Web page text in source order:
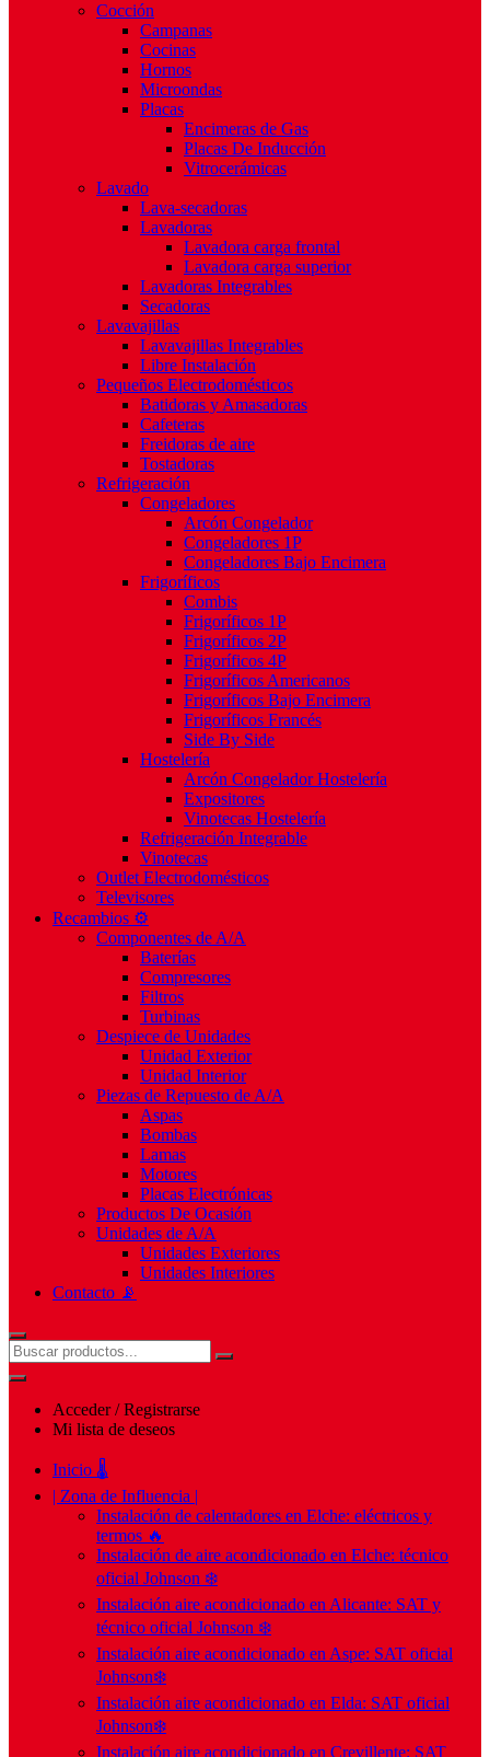
Cocción
Campanas
Cocinas
Hornos
Microondas
Placas
Encimeras de Gas
Placas De Inducción
Vitrocerámicas
Lavado
Lava-secadoras
Lavadoras
Lavadora carga frontal
Lavadora carga superior
Lavadoras Integrables
Secadoras
Lavavajillas
Lavavajillas Integrables
Libre Instalación
Pequeños Electrodomésticos
Batidoras y Amasadoras
Cafeteras
Freidoras de aire
Tostadoras
Refrigeración
Congeladores
Arcón Congelador
Congeladores 1P
Congeladores Bajo Encimera
Frigoríficos
Combis
Frigoríficos 1P
Frigoríficos 2P
Frigoríficos 4P
Frigoríficos Americanos
Frigoríficos Bajo Encimera
Frigoríficos Francés
Side By Side
Hostelería
Arcón Congelador Hostelería
Expositores
Vinotecas Hostelería
Refrigeración Integrable
Vinotecas
Outlet Electrodomésticos
Televisores
Recambios ⚙️
Componentes de A/A
Baterías
Compresores
Filtros
Turbinas
Despiece de Unidades
Unidad Exterior
Unidad Interior
Piezas de Repuesto de A/A
Aspas
Bombas
Lamas
Motores
Placas Electrónicas
Productos De Ocasión
Unidades de A/A
Unidades Exteriores
Unidades Interiores
Contacto 📡
Acceder / Registrarse
Mi lista de deseos
Inicio 🌡️
| Zona de Influencia |
Instalación de calentadores en Elche: eléctricos y
termos 🔥
Instalación de aire acondicionado en Elche: técnico
oficial Johnson ❄️
Instalación aire acondicionado en Alicante: SAT y
técnico oficial Johnson ❄️
Instalación aire acondicionado en Aspe: SAT oficial
Johnson❄️
Instalación aire acondicionado en Elda: SAT oficial
Johnson❄️
Instalación aire acondicionado en Crevillente: SAT